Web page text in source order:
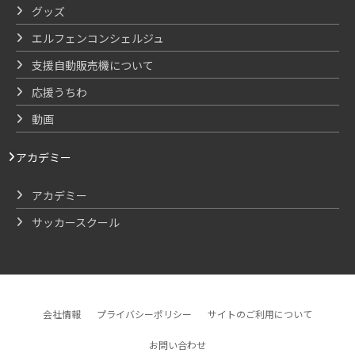
グッズ
エルフェンコンシェルジュ
支援自動販売機について
応援うちわ
動画
アカデミー
アカデミー
サッカースクール
会社情報 プライバシーポリシー サイトのご利用について
お問い合わせ